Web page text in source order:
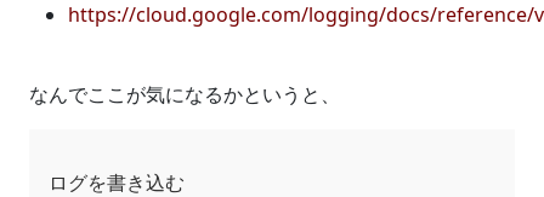
https://cloud.google.com/logging/docs/reference/
なんでここが気になるかというと、
ログを書き込む